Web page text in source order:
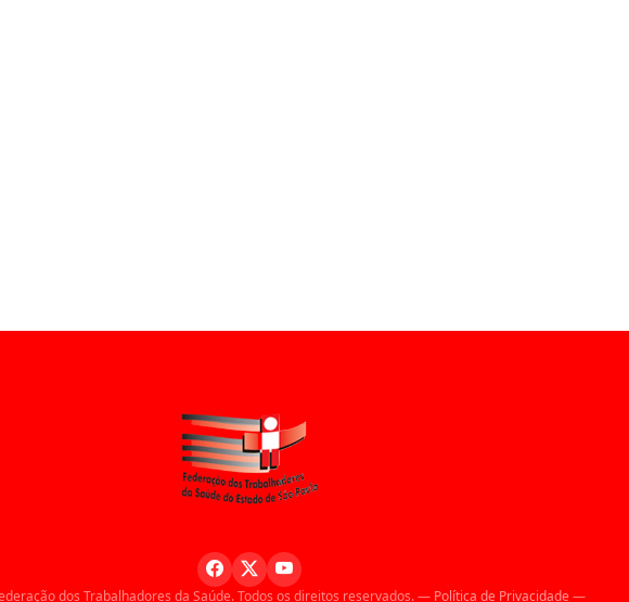
dos Trabalhadores da Saúde. Todos os direitos reservados. — Política de Privacidade —